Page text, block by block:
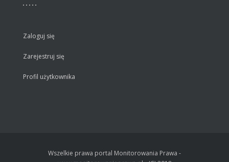
Zaloguj się
Zarejestruj się
Profil użytkownika
Wszelkie prawa portal Monitorowania Prawa -